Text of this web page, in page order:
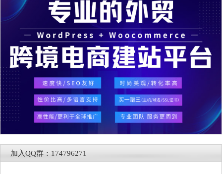
加入QQ群：174796271